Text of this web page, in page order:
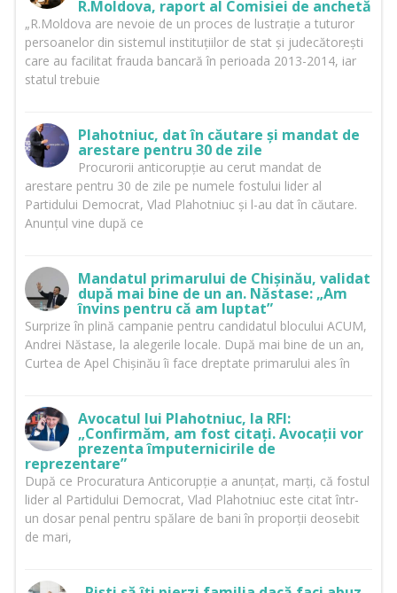
R.Moldova, raport al Comisiei de anchetă
„R.Moldova are nevoie de un proces de lustrație a tuturor
persoanelor din sistemul instituțiilor de stat și judecătorești
care au facilitat frauda bancară în perioada 2013-2014, iar
statul trebuie
Plahotniuc, dat în căutare și mandat de
arestare pentru 30 de zile
Procurorii anticorupție au cerut mandat de
arestare pentru 30 de zile pe numele fostului lider al
Partidului Democrat, Vlad Plahotniuc și l-au dat în căutare.
Anunțul vine după ce
Mandatul primarului de Chișinău, validat
după mai bine de un an. Năstase: „Am
învins pentru că am luptat”
Surprize în plină campanie pentru candidatul blocului ACUM,
Andrei Năstase, la alegerile locale. După mai bine de un an,
Curtea de Apel Chișinău îi face dreptate primarului ales în
Avocatul lui Plahotniuc, la RFI:
„Confirmăm, am fost citați. Avocații vor
prezenta împuternicirile de
reprezentare”
După ce Procuratura Anticorupție a anunțat, marți, că fostul
lider al Partidului Democrat, Vlad Plahotniuc este citat într-
un dosar penal pentru spălare de bani în proporții deosebit
de mari,